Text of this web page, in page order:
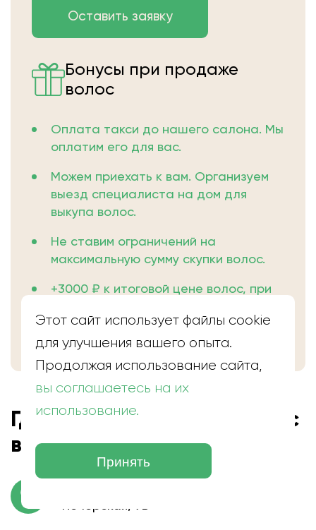
Бонусы при продаже
волос
Оплата такси до нашего салона. Мы
оплатим его для вас.
Можем приехать к вам. Организуем
выезд специалиста на дом для
выкупа волос.
Не ставим ограничений на
максимальную сумму скупки волос.
+3000 ₽ к итоговой цене волос, при
обращения.
Где находится скупка волос
в Нижнем Новогороде
Печёрская, 7Б
Этот сайт использует файлы cookie
для улучшения вашего опыта.
Продолжая использование сайта,
вы соглашаетесь на их
использование.
Принять